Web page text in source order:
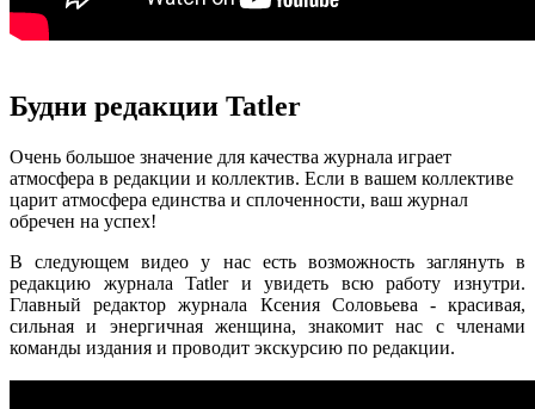
Будни редакции Tatler
Очень большое значение для качества журнала играет
атмосфера в редакции и коллектив. Если в вашем коллективе
царит атмосфера единства и сплоченности, ваш журнал
обречен на успех!
В следующем видео у нас есть возможность заглянуть в
редакцию журнала Tatler и увидеть всю работу изнутри.
Главный редактор журнала Ксения Соловьева - красивая,
сильная и энергичная женщина, знакомит нас с членами
команды издания и проводит экскурсию по редакции.